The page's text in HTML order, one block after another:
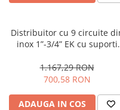
Distribuitor cu 9 circuite
inox 1”-3/4” EK cu suporti
golire/aerisire automata
1.167,29 RON
700,58 RON
ADAUGA IN COS